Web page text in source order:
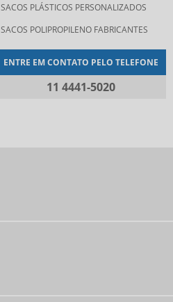
SACOS PLÁSTICOS PERSONALIZADOS
SACOS POLIPROPILENO FABRICANTES
ENTRE EM CONTATO PELO TELEFONE
11 4441-5020